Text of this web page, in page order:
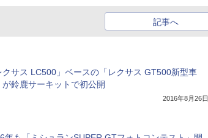
記事へ
クサス LC500」ベースの「レクサス GT500新型車
が鈴鹿サーキットで初公開
2016年8月26日